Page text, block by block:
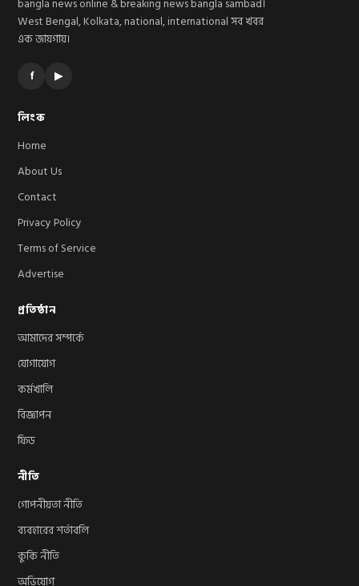
bangla news online & breaking news bangla sambad।
West Bengal, Kolkata, national, international সব খবর
এক জায়গায়।
f ▶
লিংক
Home
About Us
Contact
Privacy Policy
Terms of Service
Advertise
প্রতিষ্ঠান
আমাদের সম্পর্কে
যোগাযোগ
কর্মখালি
বিজ্ঞাপন
ফিড
নীতি
গোপনীয়তা নীতি
ব্যবহারের শর্তাবলি
কুকি নীতি
অভিযোগ